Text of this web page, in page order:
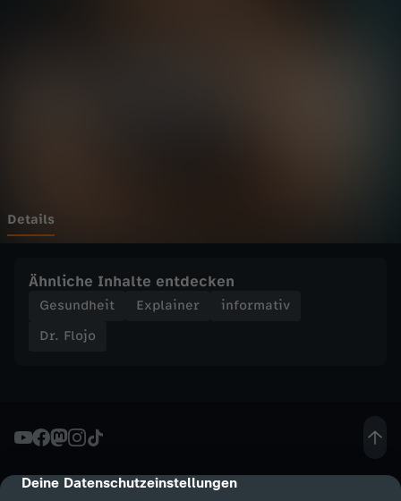
cmp-dialog-description
Deine Datenschutzeinstellungen
v
u
V
a
Details
Ähnliche Inhalte entdecken
Gesundheit Explainer
informativ
Dr. Flojo